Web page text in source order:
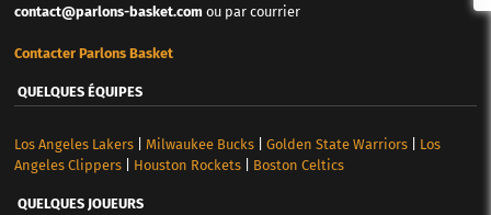
contact@parlons-basket.com ou par courrier
Contacter Parlons Basket
QUELQUES ÉQUIPES
Los Angeles Lakers| Milwaukee Bucks| Golden State Warriors| Los
Angeles Clippers| Houston Rockets| Boston Celtics
QUELQUES JOUEURS